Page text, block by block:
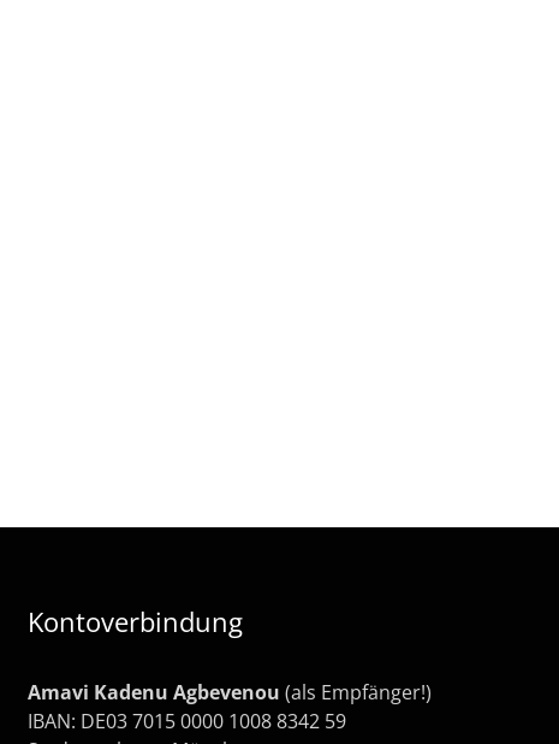
Kontoverbindung
Amavi Kadenu Agbevenou (als Empfänger!)
IBAN: DE03 7015 0000 1008 8342 59